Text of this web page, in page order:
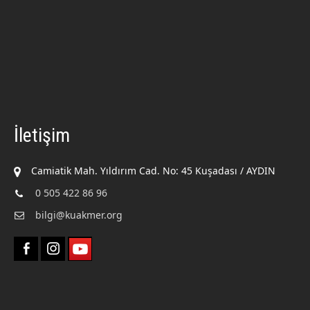
İletişim
Camiatik Mah. Yıldırım Cad. No: 45 Kuşadası / AYDIN
0 505 422 86 96
bilgi@kuakmer.org